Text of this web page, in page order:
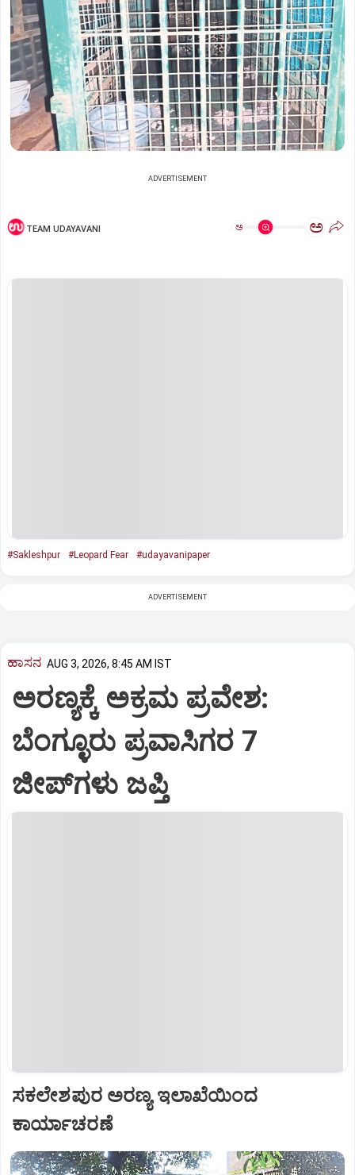
ADVERTISEMENT
TEAM UDAYAVANI ಅ ಅ
#Sakleshpur #Leopard Fear #udayavanipaper
ADVERTISEMENT
ಹಾಸನ AUG 3, 2026, 8:45 AM IST
ಅರಣ್ಯಕ್ಕೆ ಅಕ್ರಮ ಪ್ರವೇಶ:
ಬೆಂಗ್ಳೂರು ಪ್ರವಾಸಿಗರ 7
ಜೀಪ್‌ಗಳು ಜಪ್ತಿ
ಸಕಲೇಶಪುರ ಅರಣ್ಯ ಇಲಾಖೆಯಿಂದ
ಕಾರ್ಯಾಚರಣೆ